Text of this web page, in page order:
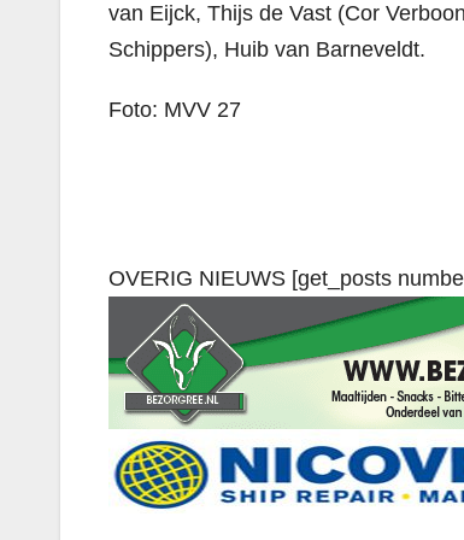
van Eijck, Thijs de Vast (Cor
Schippers), Huib van Barneveldt.
Foto: MVV 27
OVERIG NIEUWS [get_posts